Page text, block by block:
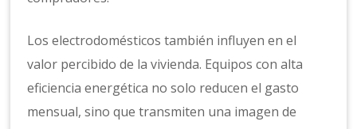
Los electrodomésticos también influyen en el
valor percibido de la vivienda. Equipos con alta
eficiencia energética no solo reducen el gasto
mensual, sino que transmiten una imagen de